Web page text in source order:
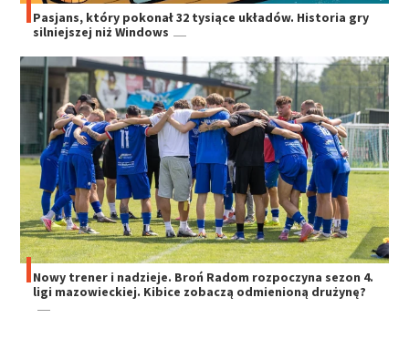
Pasjans, który pokonał 32 tysiące układów. Historia gry
silniejszej niż Windows
Nowy trener i nadzieje. Broń Radom rozpoczyna sezon 4.
ligi mazowieckiej. Kibice zobaczą odmienioną drużynę?